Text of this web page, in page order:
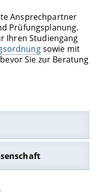
Ansprechpartner
Prüfungsplanung.
Ihren Studiengang
sowie mit
Sie zur Beratung